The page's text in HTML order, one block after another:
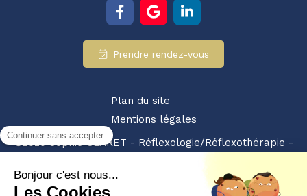
Prendre rendez-vous
Plan du site
Mentions légales
©2020 Sophie CLARET - Réflexologie/Réflexothérapie -
Partenariat retrouvez-nous également sur : les pros